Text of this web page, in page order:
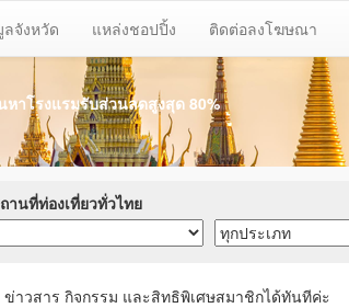
จังหวัด แหล่งชอปปิ้ง ติดต่อลงโฆษณา
หาโรงแรมรับส่วนลดสูงสุด 80%
านที่ท่องเที่ยวทั่วไทย
ข่าวสาร กิจกรรม และสิทธิพิเศษสมาชิกได้ทันทีค่ะ